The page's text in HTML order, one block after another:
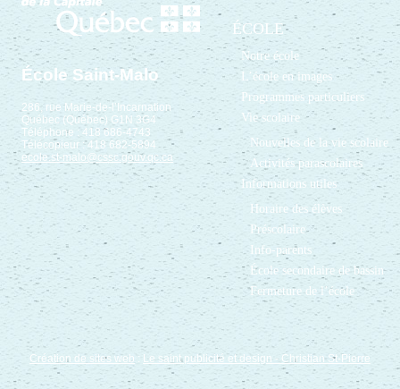
École Saint-Malo
286, rue Marie-de-l’Incarnation
Québec (Québec) G1N 3G4
Téléphone : 418 686-4743
Télécopieur : 418 682-5894
ecole.st-malo@cssc.gouv.qc.ca
ÉCOLE
Notre école
L’école en images
Programmes particuliers
Vie scolaire
Nouvelles de la vie scolaire
Activités parascolaires
Informations utiles
Horaire des élèves
Préscolaire
Info-parents
École secondaire de bassin
Fermeture de l’école
Création de sites web : Le saint publicité et design - Christian St-Pierre